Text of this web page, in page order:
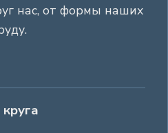
нас, от формы наших